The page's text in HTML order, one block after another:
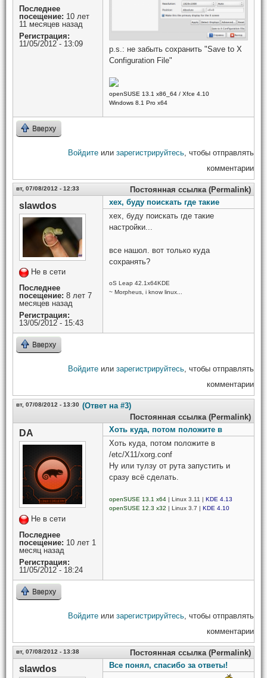
Последнее
посещение: 10 лет
11 месяцев назад
Регистрация:
11/05/2012 - 13:09
p.s.: не забыть сохранить "Save to X
Configuration File"
openSUSE 13.1 x86_64 / Xfce 4.10
Windows 8.1 Pro x64
Вверху
Войдите или зарегистрируйтесь, чтобы отправлять
комментарии
вт, 07/08/2012 - 12:33 Постоянная ссылка (Permalink)
slawdos
Не в сети
Последнее
посещение: 8 лет 7
месяцев назад
Регистрация:
13/05/2012 - 15:43
хех, буду поискать где такие
хех, буду поискать где такие
настройки...
все нашол. вот только куда
сохранять?
oS Leap 42.1x64KDE
~ Morpheus, i know linux...
Вверху
Войдите или зарегистрируйтесь, чтобы отправлять
комментарии
вт, 07/08/2012 - 13:30 (Ответ на #3)
Постоянная ссылка (Permalink)
DA
Не в сети
Последнее
посещение: 10 лет 1
месяц назад
Регистрация:
11/05/2012 - 18:24
Хоть куда, потом положите в
Хоть куда, потом положите в
/etc/X11/xorg.conf
Ну или тулзу от рута запустить и
сразу всё сделать.
openSUSE 13.1 x64 | Linux 3.11 | KDE 4.13
openSUSE 12.3 x32 | Linux 3.7 | KDE 4.10
Вверху
Войдите или зарегистрируйтесь, чтобы отправлять
комментарии
вт, 07/08/2012 - 13:38 Постоянная ссылка (Permalink)
slawdos Все понял, спасибо за ответы!